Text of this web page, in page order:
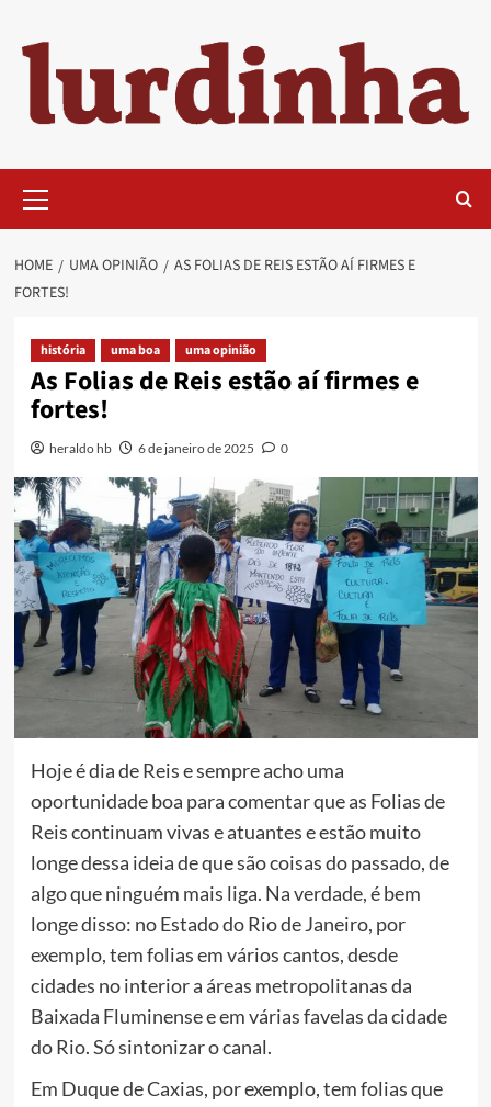
content
Menu
HOME UMA OPINIÃO
AS FOLIAS DE REIS ESTÃO AÍ FIRMES E
FORTES!
história uma boa uma opinião
As Folias de Reis estão aí firmes e
fortes!
heraldo hb 6 de janeiro de 2025 0
Hoje é dia de Reis e sempre acho uma
oportunidade boa para comentar que as Folias de
Reis continuam vivas e atuantes e estão muito
longe dessa ideia de que são coisas do passado, de
algo que ninguém mais liga. Na verdade, é bem
longe disso: no Estado do Rio de Janeiro, por
exemplo, tem folias em vários cantos, desde
cidades no interior a áreas metropolitanas da
Baixada Fluminense e em várias favelas da cidade
do Rio. Só sintonizar o canal.
Em Duque de Caxias, por exemplo, tem folias que